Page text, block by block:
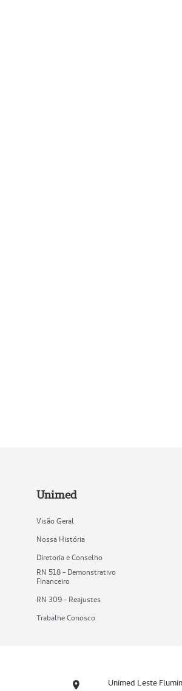
Unimed
Visão Geral
Nossa História
Diretoria e Conselho
RN 518 - Demonstrativo
Financeiro
RN 309 - Reajustes
Trabalhe Conosco
Unimed Leste